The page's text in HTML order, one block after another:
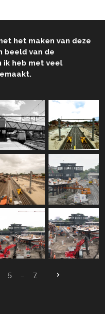
het maken van deze
beeld van de
ik heb met veel
5 7